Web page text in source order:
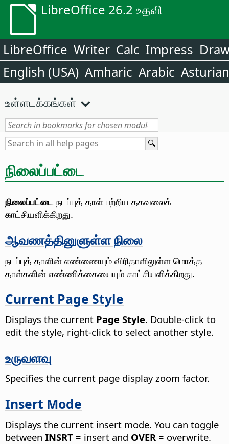
LibreOffice 26.2 உதவி
LibreOffice Writer Calc Impress
English (USA) Amharic Arabic Asturian
உள்ளடக்கங்கள்
நிலைப்பட்டை
நிலைப்பட்டை நடப்புத் தாள் பற்றிய தகவலைக்
காட்சியளிக்கிறது.
ஆவணத்தினுளுள்ள நிலை
நடப்புத் தாளின் எண்ணையும் விரிதாளிலுள்ள மொத்த
தாள்களின் எண்ணிக்கையையும் காட்சியளிக்கிறது.
Current Page Style
Displays the current Page Style. Double-click to
edit the style, right-click to select another style.
உருவளவு
Specifies the current page display zoom factor.
Insert Mode
Displays the current insert mode. You can toggle
between INSRT = insert and OVER = overwrite.